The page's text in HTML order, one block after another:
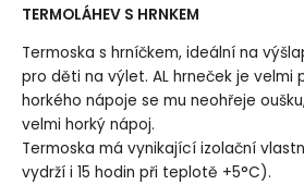
TERMOLÁHEV S HRNKEM
Termoska s hrníčkem, ideální na
pro děti na výlet. AL hrneček je velmi
horkého nápoje se mu neohřeje
velmi horký nápoj.
Termoska má vynikající izolační
vydrží i 15 hodin při teplotě +5°C).